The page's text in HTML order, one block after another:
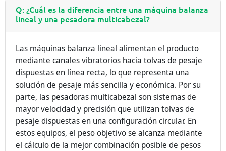
Q: ¿Cuál es la diferencia entre una máquina balanza
lineal y una pesadora multicabezal?
Las máquinas balanza lineal alimentan el producto
mediante canales vibratorios hacia tolvas de pesaje
dispuestas en línea recta, lo que representa una
solución de pesaje más sencilla y económica. Por su
parte, las pesadoras multicabezal son sistemas de
mayor velocidad y precisión que utilizan tolvas de
pesaje dispuestas en una configuración circular. En
estos equipos, el peso objetivo se alcanza mediante
el cálculo de la mejor combinación posible de pesos